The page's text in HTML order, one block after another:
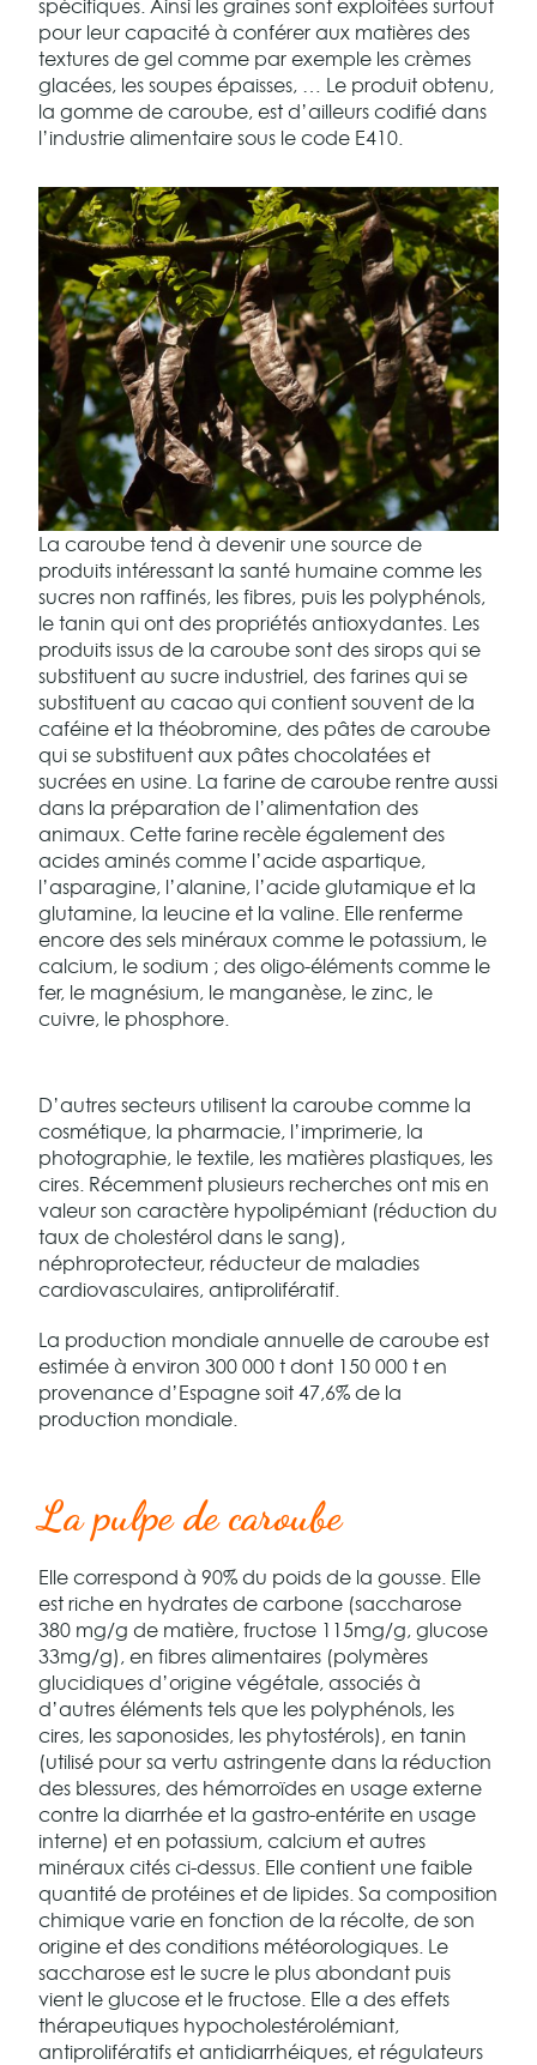
spécifiques. Ainsi les graines sont exploitées surtout
pour leur capacité à conférer aux matières des
textures de gel comme par exemple les crèmes
glacées, les soupes épaisses, … Le produit obtenu,
la gomme de caroube, est d’ailleurs codifié dans
l’industrie alimentaire sous le code E410.
La caroube tend à devenir une source de
produits intéressant la santé humaine comme les
sucres non raffinés, les fibres, puis les polyphénols,
le tanin qui ont des propriétés antioxydantes. Les
produits issus de la caroube sont des sirops qui se
substituent au sucre industriel, des farines qui se
substituent au cacao qui contient souvent de la
caféine et la théobromine, des pâtes de caroube
qui se substituent aux pâtes chocolatées et
sucrées en usine. La farine de caroube rentre aussi
dans la préparation de l’alimentation des
animaux. Cette farine recèle également des
acides aminés comme l’acide aspartique,
l’asparagine, l’alanine, l’acide glutamique et la
glutamine, la leucine et la valine. Elle renferme
encore des sels minéraux comme le potassium, le
calcium, le sodium ; des oligo-éléments comme le
fer, le magnésium, le manganèse, le zinc, le
cuivre, le phosphore.
D’autres secteurs utilisent la caroube comme la
cosmétique, la pharmacie, l’imprimerie, la
photographie, le textile, les matières plastiques, les
cires. Récemment plusieurs recherches ont mis en
valeur son caractère hypolipémiant (réduction du
taux de cholestérol dans le sang),
néphroprotecteur, réducteur de maladies
cardiovasculaires, antiprolifératif.
La production mondiale annuelle de caroube est
estimée à environ 300 000 t dont 150 000 t en
provenance d’Espagne soit 47,6% de la
production mondiale.
La pulpe de caroube
Elle correspond à 90% du poids de la gousse. Elle
est riche en hydrates de carbone (saccharose
380 mg/g de matière, fructose 115mg/g, glucose
33mg/g), en fibres alimentaires (polymères
glucidiques d’origine végétale, associés à
d’autres éléments tels que les polyphénols, les
cires, les saponosides, les phytostérols), en tanin
(utilisé pour sa vertu astringente dans la réduction
des blessures, des hémorroïdes en usage externe
contre la diarrhée et la gastro-entérite en usage
interne) et en potassium, calcium et autres
minéraux cités ci-dessus. Elle contient une faible
quantité de protéines et de lipides. Sa composition
chimique varie en fonction de la récolte, de son
origine et des conditions météorologiques. Le
saccharose est le sucre le plus abondant puis
vient le glucose et le fructose. Elle a des effets
thérapeutiques hypocholestérolémiant,
antiprolifératifs et antidiarrhéiques, et régulateurs